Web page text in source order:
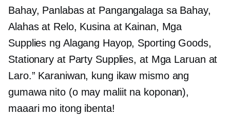
Bahay, Panlabas at Pangangalaga sa Bahay,
Alahas at Relo, Kusina at Kainan, Mga
Supplies ng Alagang Hayop, Sporting Goods,
Stationary at Party Supplies, at Mga Laruan at
Laro.” Karaniwan, kung ikaw mismo ang
gumawa nito (o may maliit na koponan),
maaari mo itong ibenta!